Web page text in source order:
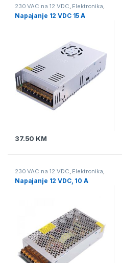
230 VAC na 12 VDC, Elektronika,
Napajanje
Napajanje 12 VDC 15 A
37.50 KM
230 VAC na 12 VDC, Elektronika,
Napajanje
Napajanje 12 VDC, 10 A